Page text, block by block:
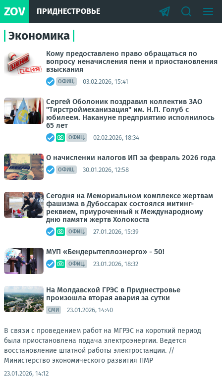
ZOV ПРИДНЕСТРОВЬЕ
Экономика
Кому предоставлено право обращаться по
вопросу неначисления пени и приостановления
взыскания
ОФИЦ. 03.02.2026, 15:41
Сергей Оболоник поздравил коллектив ЗАО
"Тирстроймеханизация" им. Н.П. Голуб с
юбилеем. Накануне предприятию исполнилось
65 лет
ОФИЦ. 02.02.2026, 18:34
О начислении налогов ИП за февраль 2026 года
ОФИЦ. 30.01.2026, 12:58
Сегодня на Мемориальном комплексе жертвам
фашизма в Дубоссарах состоялся митинг-
реквием, приуроченный к Международному
дню памяти жертв Холокоста
ОФИЦ. 27.01.2026, 15:39
МУП «Бендерытеплоэнерго» - 50!
ОФИЦ. 23.01.2026, 18:32
На Молдавской ГРЭС в Приднестровье
произошла вторая авария за сутки
СМИ 23.01.2026, 14:40
В связи с проведением работ на МГРЭС на короткий период
была приостановлена подача электроэнергии. Ведется
восстановление штатной работы электростанции. //
Министерство экономического развития ПМР
23.01.2026, 14:12